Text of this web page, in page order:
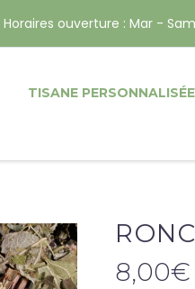
Horaires ouverture : Mar -
TISANE PERSONNALISÉE
8,00€